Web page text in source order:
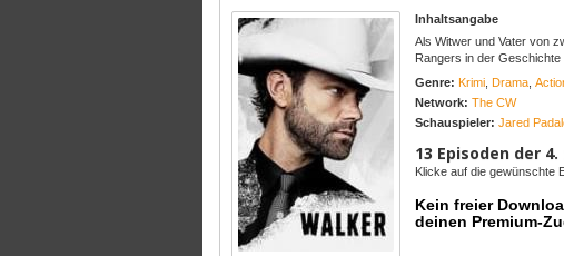
Inhaltsangabe
Als Witwer und Vater von
Rangers in der Geschichte
Genre: Krimi Drama
Network: The CW
Schauspieler: Jared
13 Episoden der
Klicke auf die gewünschte
Kein freier
deinen Premium-